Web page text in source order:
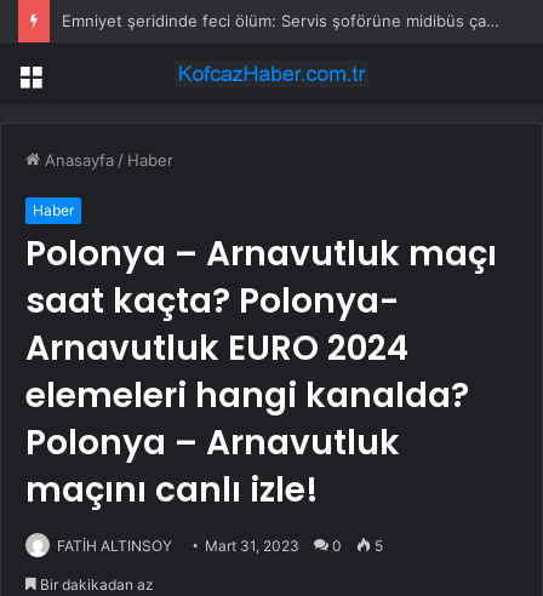
Emniyet şeridinde feci ölüm: Servis şoförüne midibüs çarptı
Menü
Anasayfa / Haber
Haber
Polonya – Arnavutluk maçı
saat kaçta? Polonya-
Arnavutluk EURO 2024
elemeleri hangi kanalda?
Polonya – Arnavutluk
maçını canlı izle!
FATİH ALTINSOY Mart 31, 2023 0 5
Bir dakikadan az